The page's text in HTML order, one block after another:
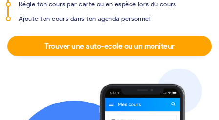
Régle ton cours par carte ou en espèce lors du cours
Ajoute ton cours dans ton agenda personnel
Trouver une auto-ecole ou un moniteur